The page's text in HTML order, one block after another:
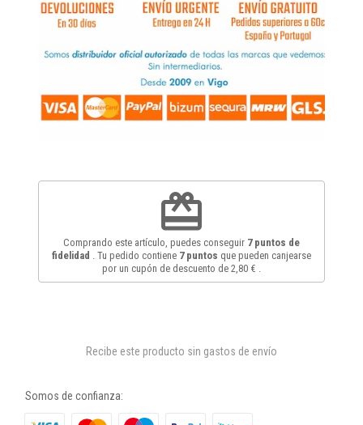
redeem
Comprando este artículo, puedes conseguir 7puntos de
fidelidad
. Tu pedido contiene 7puntos que pueden canjearse
por un cupón de descuento de 2,80 €
Recibe este producto sin gastos de envío
Somos de confianza: